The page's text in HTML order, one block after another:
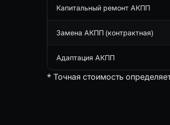
Капитальный ремонт АКПП
Замена АКПП (контрактная)
Адаптация АКПП
* Точная стоимость